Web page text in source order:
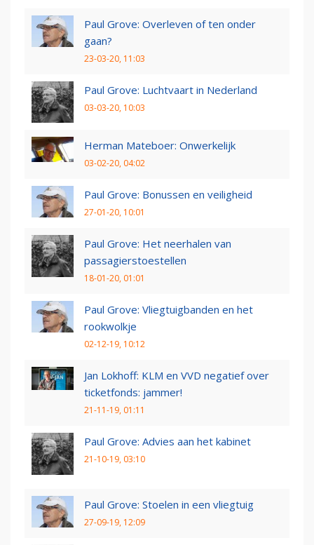
Paul Grove: Overleven of ten onder
gaan?
23-03-20, 11:03
Paul Grove: Luchtvaart in Nederland
03-03-20, 10:03
Herman Mateboer: Onwerkelijk
03-02-20, 04:02
Paul Grove: Bonussen en veiligheid
27-01-20, 10:01
Paul Grove: Het neerhalen van
passagierstoestellen
18-01-20, 01:01
Paul Grove: Vliegtuigbanden en het
rookwolkje
02-12-19, 10:12
Jan Lokhoff: KLM en VVD negatief over
ticketfonds: jammer!
21-11-19, 01:11
Paul Grove: Advies aan het kabinet
21-10-19, 03:10
Paul Grove: Stoelen in een vliegtuig
27-09-19, 12:09